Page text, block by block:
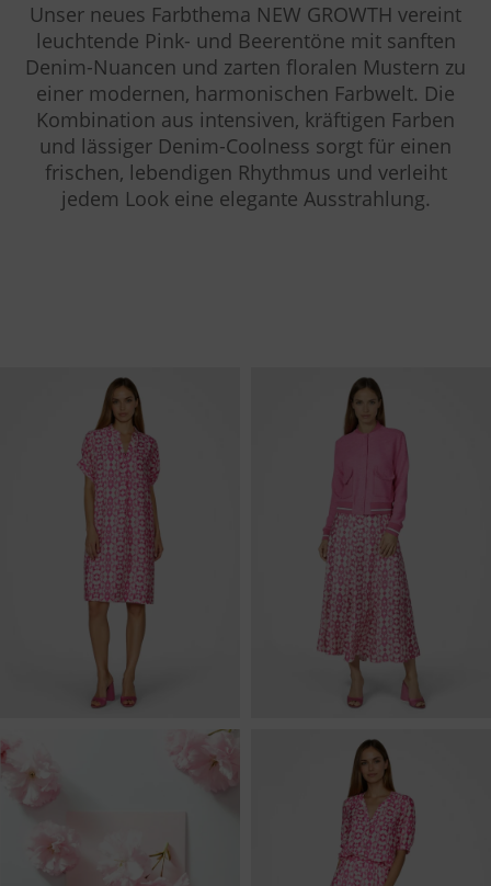
Unser neues Farbthema NEW GROWTH vereint
leuchtende Pink- und Beerentöne mit sanften
Denim-Nuancen und zarten floralen Mustern zu
einer modernen, harmonischen Farbwelt. Die
Kombination aus intensiven, kräftigen Farben
und lässiger Denim-Coolness sorgt für einen
frischen, lebendigen Rhythmus und verleiht
jedem Look eine elegante Ausstrahlung.